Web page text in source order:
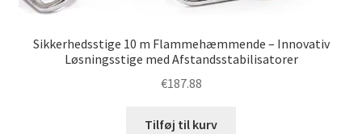
Sikkerhedsstige 10 m Flammehæmmende – Innovativ
Løsningsstige med Afstandsstabilisatorer
€187.88
Tilføj til kurv